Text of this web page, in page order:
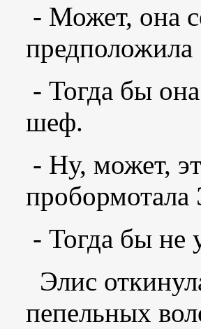
- Может, она
предположила
- Тогда бы
шеф.
- Ну, может,
пробормотала
- Тогда бы не
Элис
пепельных